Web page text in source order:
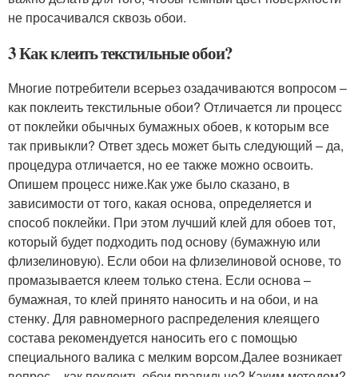
не просачивался сквозь обои.
3 Как клеить текстильные обои?
Многие потребители всерьез озадачиваются вопросом –
как поклеить текстильные обои? Отличается ли процесс
от поклейки обычных бумажных обоев, к которым все
так привыкли? Ответ здесь может быть следующий – да,
процедура отличается, но ее также можно освоить.
Опишем процесс ниже.Как уже было сказано, в
зависимости от того, какая основа, определяется и
способ поклейки. При этом лучший клей для обоев тот,
который будет подходить под основу (бумажную или
флизелиновую). Если обои на флизелиновой основе, то
промазывается клеем только стена. Если основа –
бумажная, то клей принято наносить и на обои, и на
стенку. Для равномерного распределения клеящего
состава рекомендуется наносить его с помощью
специального валика с мелким ворсом.Далее возникает